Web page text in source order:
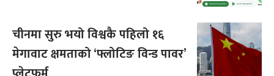
चीनमा सुरु भयो विश्वकै पहिलो १६
मेगावाट क्षमताको ‘फ्लोटिङ विन्ड पावर’